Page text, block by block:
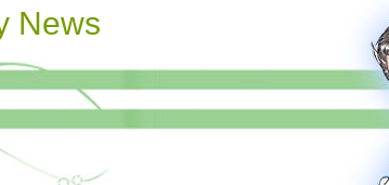
News